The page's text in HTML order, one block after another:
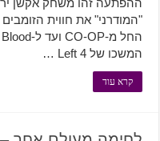
ההפתעה זהו משחק אקשן
"המודרני" את חווית הזומבים
המשכו של Left 4 …
קרא עוד